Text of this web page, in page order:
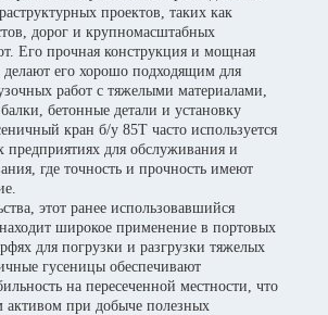
проектов, таких как
дорог и крупномасштабных
Его прочная конструкция и мощная
делают его хорошо подходящим для
работ с тяжелыми материалами,
бетонные детали и установку
кран б/у 85T часто используется
для обслуживания и
где точность и прочность имеют
этот ранее использовавшийся
широкое применение в портовых
для погрузки и разгрузки тяжелых
гусеницы обеспечивают
на пересеченной местности, что
активом при добыче полезных